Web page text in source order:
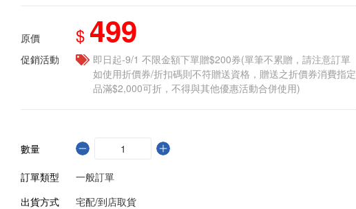
原價 $ 499
促銷活動
即日起-9/1 不限金額下單贈$200券(單筆不累贈，請注意訂單
如使用折價券/折扣碼則不符贈送資格，贈送之折價券消費指定
品滿$2,000可折，不得與其他優惠活動合併使用)
數量
訂單類型
一般訂單
出貨方式
宅配/到店取貨